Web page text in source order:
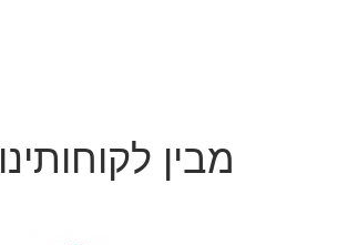
מבין לקוחותינו